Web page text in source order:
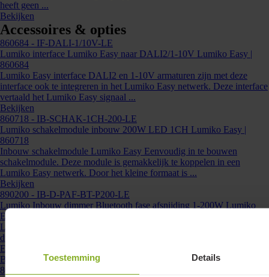
Toestemming Details
heeft geen ...
Bekijken
Accessoires & opties
860684 - IF-DALI-1/10V-LE
Lumiko interface Lumiko Easy naar DALI2/1-10V Lumiko Easy |
860684
Lumiko Easy interface DALI2 en 1-10V armaturen zijn met deze
interface ook te integreren in het Lumiko Easy netwerk. Deze interface
vertaald het Lumiko Easy signaal ...
Bekijken
860718 - IB-SCHAK-1CH-200-LE
Lumiko schakelmodule inbouw 200W LED 1CH Lumiko Easy |
860718
Inbouw schakelmodule Lumiko Easy Eenvoudig in te bouwen
schakelmodule. Deze module is gemakkelijk te koppelen in een
Lumiko Easy netwerk. Door het kleine formaat is ...
Bekijken
890200 - IB-D-PAF-BT-P200-LE
Lumiko Inbouw dimmer Bluetooth fase afsnijding 1-200W Lumiko
Easy | 890200
Lumiko Easy inbouwdimmer voor het dimmen tot 200W LED. Deze
dimmer is draadloos te bedienen met andere producten uit de Lumiko
Easy collectie. Optioneel is de dimmer ...
Bekijken
860670
00 of info@lumiko.nl